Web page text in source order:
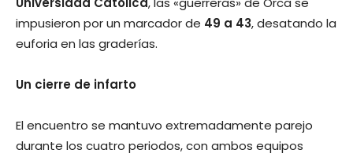
impusieron por un marcador de 49 a 43, desatando la
euforia en las graderías.
Un cierre de infarto
El encuentro se mantuvo extremadamente parejo
durante los cuatro periodos, con ambos equipos